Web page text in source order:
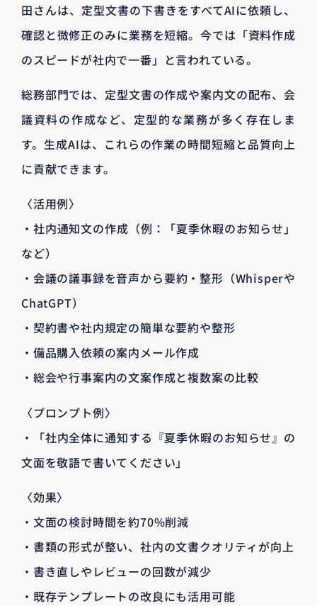
田さんは、定型文書の下書きをすべてAIに依頼し、
確認と微修正のみに業務を短縮。今では「資料作成
のスピードが社内で一番」と言われている。
総務部門では、定型文書の作成や案内文の配布、会
議資料の作成など、定型的な業務が多く存在しま
す。生成AIは、これらの作業の時間短縮と品質向上
に貢献できます。
〈活用例〉
・社内通知文の作成（例：「夏季休暇のお知らせ」
など）
・会議の議事録を音声から要約・整形（Whisperや
ChatGPT）
・契約書や社内規定の簡単な要約や整形
・備品購入依頼の案内メール作成
・総会や行事案内の文案作成と複数案の比較
〈プロンプト例〉
・「社内全体に通知する『夏季休暇のお知らせ』の
文面を敬語で書いてください」
〈効果〉
・文面の検討時間を約70%削減
・書類の形式が整い、社内の文書クオリティが向上
・書き直しやレビューの回数が減少
・既存テンプレートの改良にも活用可能